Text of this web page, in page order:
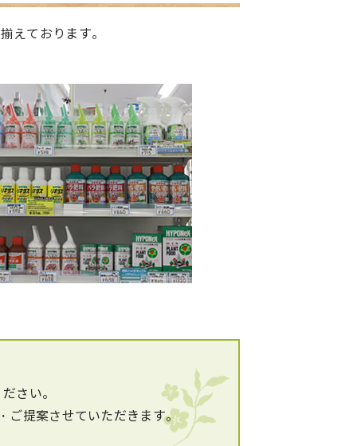
えております。
さい。
ご提案させていただきます。